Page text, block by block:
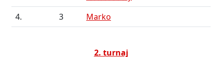
4.
3 Marko
2. turnaj